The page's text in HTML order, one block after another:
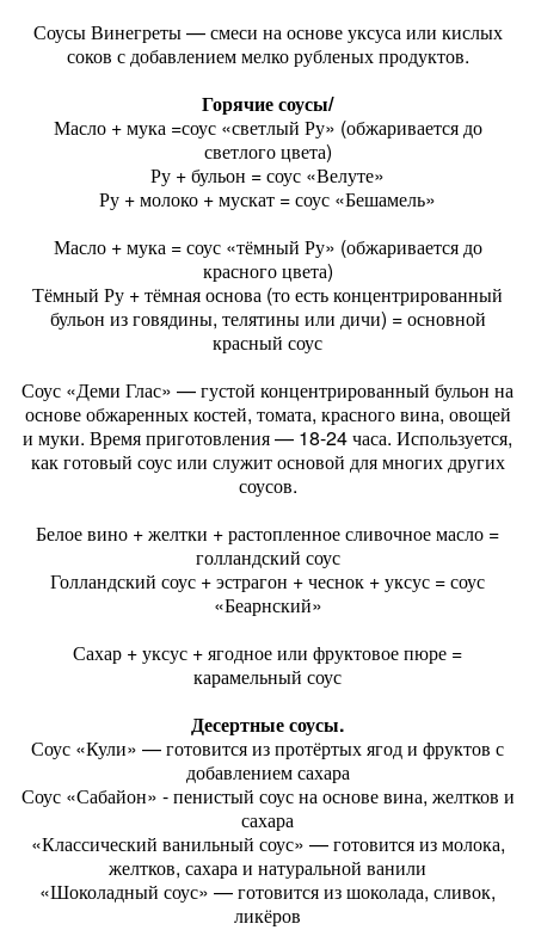
Соусы Винегреты — смеси на основе уксуса или кислых
соков с добавлением мелко рубленых продуктов.
Горячие соусы/
Масло + мука =соус «светлый Ру» (обжаривается до
светлого цвета)
Ру + бульон = соус «Велуте»
Ру + молоко + мускат = соус «Бешамель»
Масло + мука = соус «тёмный Ру» (обжаривается до
красного цвета)
Тёмный Ру + тёмная основа (то есть концентрированный
бульон из говядины, телятины или дичи) = основной
красный соус
Соус «Деми Глас» — густой концентрированный бульон на
основе обжаренных костей, томата, красного вина, овощей
и муки. Время приготовления — 18-24 часа. Используется,
как готовый соус или служит основой для многих других
соусов.
Белое вино + желтки + растопленное сливочное масло =
голландский соус
Голландский соус + эстрагон + чеснок + уксус = соус
«Беарнский»
Сахар + уксус + ягодное или фруктовое пюре =
карамельный соус
Десертные соусы.
Соус «Кули» — готовится из протёртых ягод и фруктов с
добавлением сахара
Соус «Сабайон» - пенистый соус на основе вина, желтков и
сахара
«Классический ванильный соус» — готовится из молока,
желтков, сахара и натуральной ванили
«Шоколадный соус» — готовится из шоколада, сливок,
ликёров